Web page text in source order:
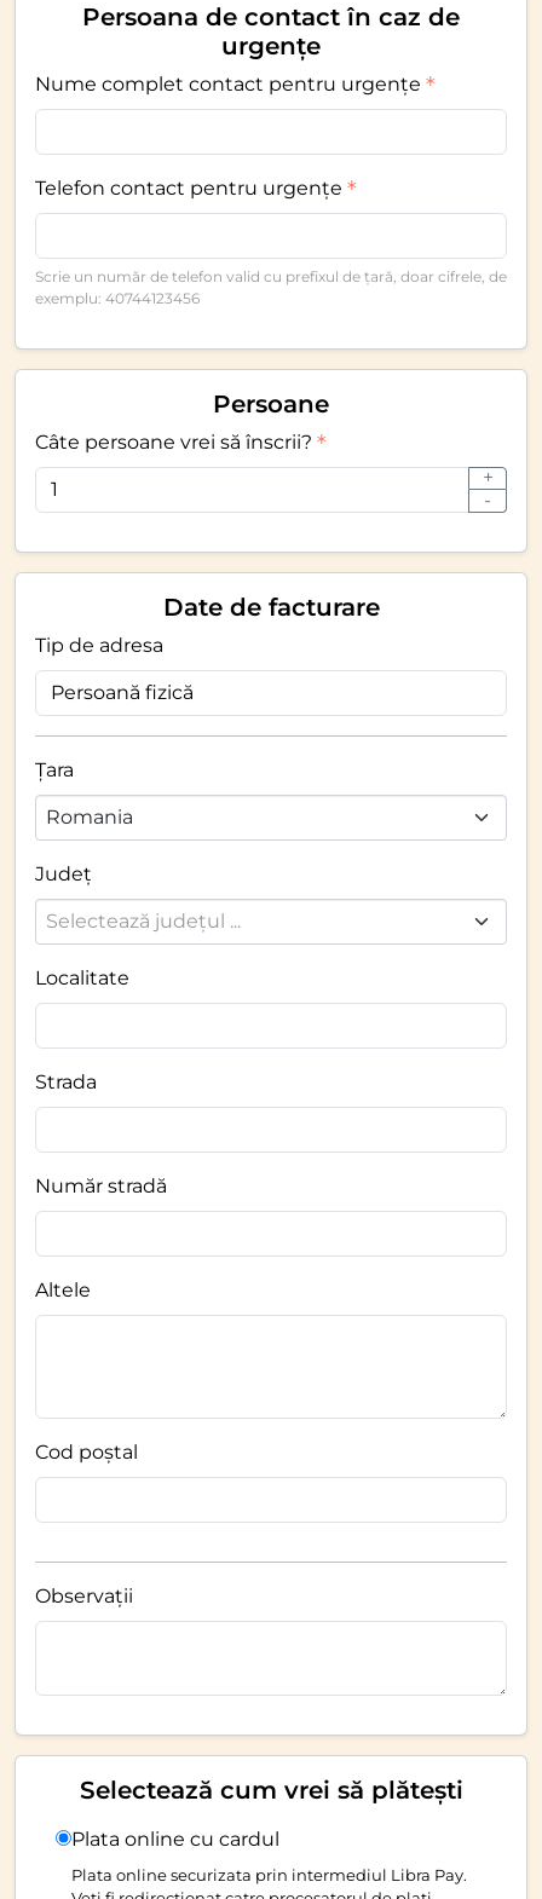
Persoana de contact în caz de
urgențe
Nume complet contact pentru urgențe
Telefon contact pentru urgențe
Scrie un număr de telefon valid cu prefixul de țară, doar cifrele, de
exemplu: 40744123456
Persoane
Câte persoane vrei să înscrii?
+
-
Date de facturare
Tip de adresa
Țara
Romania
Județ
Selectează județul ...
Localitate
Strada
Număr stradă
Altele
Cod poștal
Observații
Selectează cum vrei să plătești
Plata online cu cardul
Plata online securizata prin intermediul Libra Pay.